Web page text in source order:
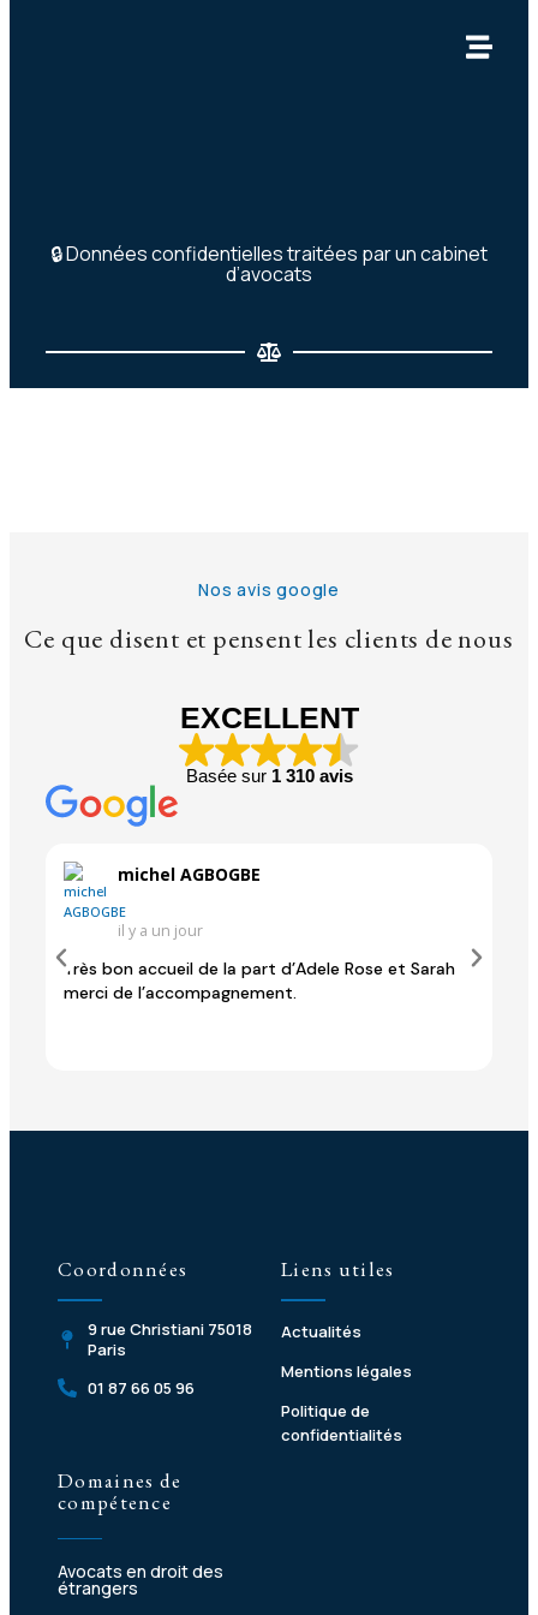
🔒 Données confidentielles traitées par un cabinet
d’avocats
Nos avis google
Ce que disent et pensent les clients de nous
EXCELLENT
Basée sur 1 310 avis
michel AGBOGBE
il y a un jour
Très bon accueil de la part d’Adele Rose et Sarah
merci de l’accompagnement.
Coordonnées
9 rue Christiani 75018
Paris
01 87 66 05 96
Liens utiles
Actualités
Mentions légales
Politique de
confidentialités
Domaines de
compétence
Avocats en droit des
étrangers